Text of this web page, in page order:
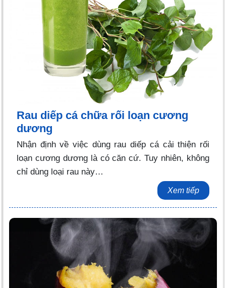
Rau diếp cá chữa rối loạn cương
dương
Nhận định về việc dùng rau diếp cá cải thiện rối
loạn cương dương là có căn cứ. Tuy nhiên, không
chỉ dùng loại rau này…
Xem tiếp